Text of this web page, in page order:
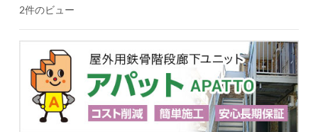
2件のビュー